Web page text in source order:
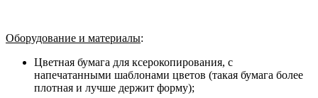
Оборудование и материалы:
Цветная бумага для ксерокопирования, с
напечатанными шаблонами цветов (такая бумага более
плотная и лучше держит форму);